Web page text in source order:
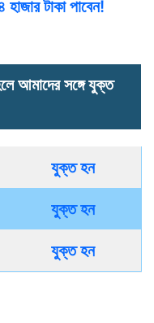
টাকা পাবেন!
আমাদের সঙ্গে যুক্ত
যুক্ত হন
যুক্ত হন
যুক্ত হন